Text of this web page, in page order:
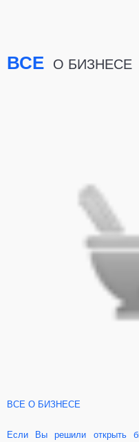
ВСЕ О БИЗНЕСЕ
ВСЕ О БИЗНЕСЕ
Если Вы решили открыть